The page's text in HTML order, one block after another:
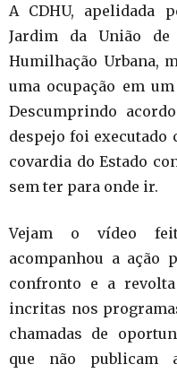
A CDHU, apelidada
Jardim da União de
Humilhação Urbana,
uma ocupação em
Descumprindo
despejo foi
covardia do Estado
sem ter para onde ir.
Vejam o vídeo
acompanhou a ação
confronto e a
incritas nos
chamadas de
que não publicam